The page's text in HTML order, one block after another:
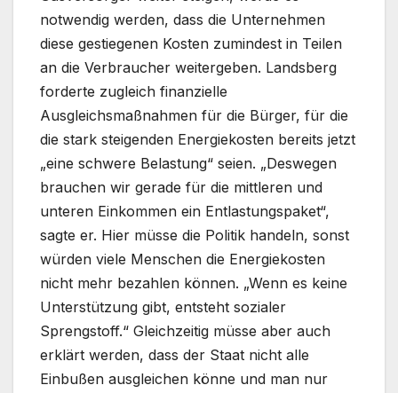
notwendig werden, dass die Unternehmen
diese gestiegenen Kosten zumindest in Teilen
an die Verbraucher weitergeben. Landsberg
forderte zugleich finanzielle
Ausgleichsmaßnahmen für die Bürger, für die
die stark steigenden Energiekosten bereits jetzt
„eine schwere Belastung“ seien. „Deswegen
brauchen wir gerade für die mittleren und
unteren Einkommen ein Entlastungspaket“,
sagte er. Hier müsse die Politik handeln, sonst
würden viele Menschen die Energiekosten
nicht mehr bezahlen können. „Wenn es keine
Unterstützung gibt, entsteht sozialer
Sprengstoff.“ Gleichzeitig müsse aber auch
erklärt werden, dass der Staat nicht alle
Einbußen ausgleichen könne und man nur